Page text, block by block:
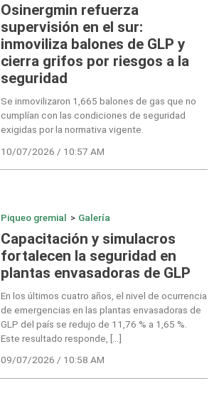
Osinergmin refuerza
supervisión en el sur:
inmoviliza balones de GLP y
cierra grifos por riesgos a la
seguridad
Se inmovilizaron 1,665 balones de gas que no
cumplían con las condiciones de seguridad
exigidas por la normativa vigente.
10/07/2026 / 10:57 AM
Piqueo gremial > Galería
Capacitación y simulacros
fortalecen la seguridad en
plantas envasadoras de GLP
En los últimos cuatro años, el nivel de ocurrencia
de emergencias en las plantas envasadoras de
GLP del país se redujo de 11,76 % a 1,65 %.
Este resultado responde, […]
09/07/2026 / 10:58 AM